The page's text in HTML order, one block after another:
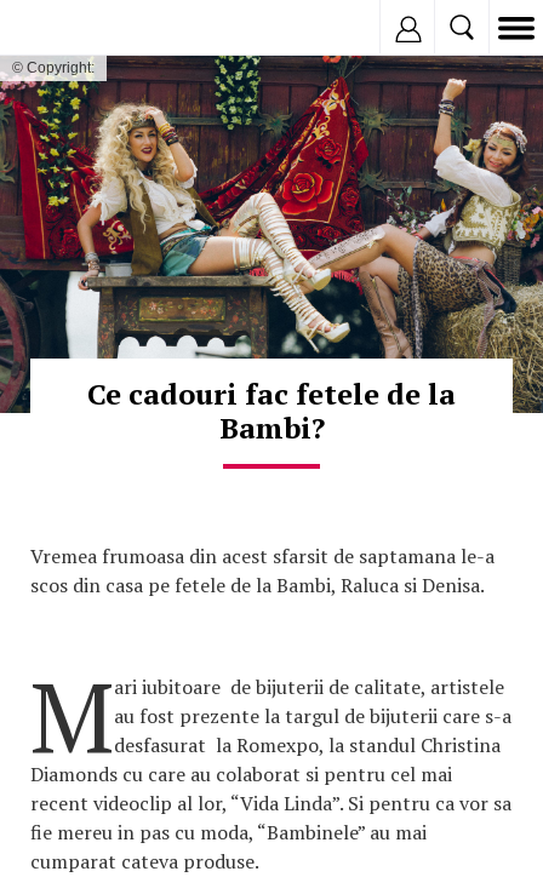
© Copyright:
Ce cadouri fac fetele de la
Bambi?
Vremea frumoasa din acest sfarsit de saptamana le-a
scos din casa pe fetele de la Bambi, Raluca si Denisa.
Mari iubitoare de bijuterii de calitate, artistele
au fost prezente la targul de bijuterii care s-a
desfasurat la Romexpo, la standul Christina
Diamonds cu care au colaborat si pentru cel mai
recent videoclip al lor, “Vida Linda”. Si pentru ca vor sa
fie mereu in pas cu moda, “Bambinele” au mai
cumparat cateva produse.